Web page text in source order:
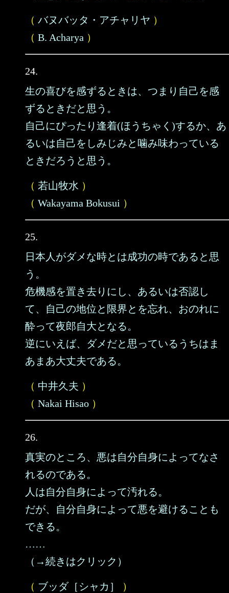
（ バヌバッタ・アチャリヤ ）
（ B. Acharya ）
24.
生の喜びを感ずるときは、つまり自己を感
ずるときだと思う。
自己にぴったり逢着(ほうちゃく)するか、あ
るいは自己をしみじみと噛み味わっている
ときだろうと思う。
（ 若山牧水 ）
（ Wakayama Bokusui ）
25.
日本人がダメな時とは成功の時であると思
う。
危機感を置き去りにし、あるいは否認し
て、自己の地位と限界とを忘れ、おのれに
酔って夜郎自大となる。
逆にいえば、ダメだと思っているうちはま
あまあ大丈夫である。
（ 中井久夫 ）
（ Nakai Hisao ）
26.
真実のところ、悪は自分自身によってなさ
れるのである。
人は自分自身によって汚れる。
だが、自分自身によって悪を避けることも
できる。
……
（→続きはクリック）
（ ブッダ［シャカ］
）